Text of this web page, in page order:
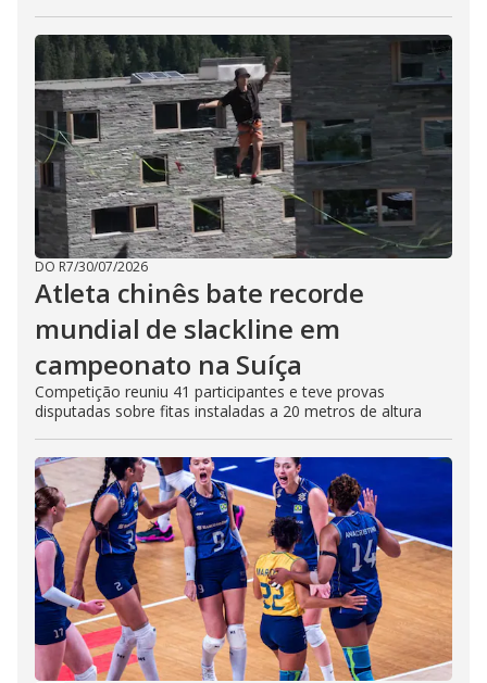
DO R7/30/07/2026
Atleta chinês bate recorde
mundial de slackline em
campeonato na Suíça
Competição reuniu 41 participantes e teve provas
disputadas sobre fitas instaladas a 20 metros de altura